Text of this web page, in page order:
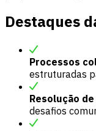
Destaques
Processos
estruturadas
Resolução
desafios